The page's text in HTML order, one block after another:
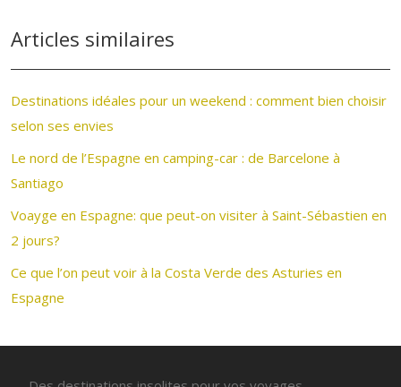
Articles similaires
Destinations idéales pour un weekend : comment bien choisir
selon ses envies
Le nord de l’Espagne en camping-car : de Barcelone à
Santiago
Voayge en Espagne: que peut-on visiter à Saint-Sébastien en
2 jours?
Ce que l’on peut voir à la Costa Verde des Asturies en
Espagne